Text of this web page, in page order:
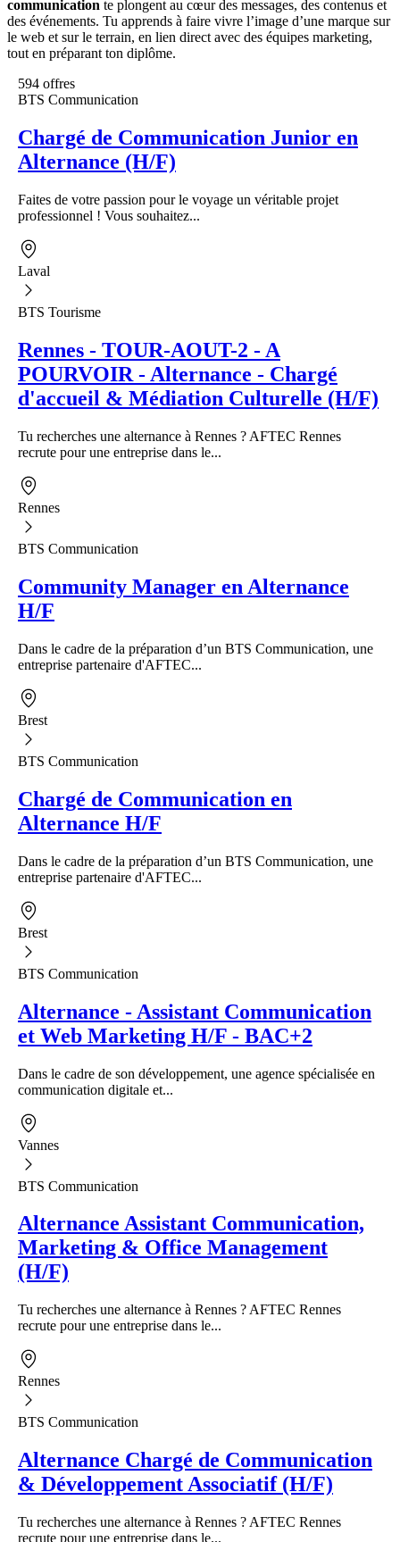
communication te plongent au cœur des messages, des contenus et
des événements. Tu apprends à faire vivre l’image d’une marque sur
le web et sur le terrain, en lien direct avec des équipes marketing,
tout en préparant ton diplôme.
594 offres
BTS Communication
Chargé de Communication Junior en
Alternance (H/F)
Faites de votre passion pour le voyage un véritable projet
professionnel ! Vous souhaitez...
Laval
BTS Tourisme
Rennes - TOUR-AOUT-2 - A
POURVOIR - Alternance - Chargé
d'accueil & Médiation Culturelle (H/F)
Tu recherches une alternance à Rennes ? AFTEC Rennes
recrute pour une entreprise dans le...
Rennes
BTS Communication
Community Manager en Alternance
H/F
Dans le cadre de la préparation d’un BTS Communication, une
entreprise partenaire d'AFTEC...
Brest
BTS Communication
Chargé de Communication en
Alternance H/F
Dans le cadre de la préparation d’un BTS Communication, une
entreprise partenaire d'AFTEC...
Brest
BTS Communication
Alternance - Assistant Communication
et Web Marketing H/F - BAC+2
Dans le cadre de son développement, une agence spécialisée en
communication digitale et...
Vannes
BTS Communication
Alternance Assistant Communication,
Marketing & Office Management
(H/F)
Tu recherches une alternance à Rennes ? AFTEC Rennes
recrute pour une entreprise dans le...
Rennes
BTS Communication
Alternance Chargé de Communication
& Développement Associatif (H/F)
Tu recherches une alternance à Rennes ? AFTEC Rennes
recrute pour une entreprise dans le...